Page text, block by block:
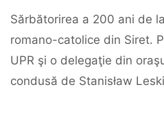
Sărbătorirea a 200 ani de
romano-catolice din Siret.
UPR şi o delegaţie din
condusă de Stanisław